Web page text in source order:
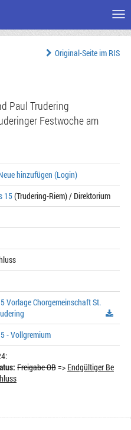
Original-Seite im RIS
Paul Trudering
Festwoche am
hinzufügen (Login)
15(Trudering-Riem) / Direktorium
Vorlage Chorgemeinschaft St.
- Vollgremium
Freigabe OB=> Endgültiger Be